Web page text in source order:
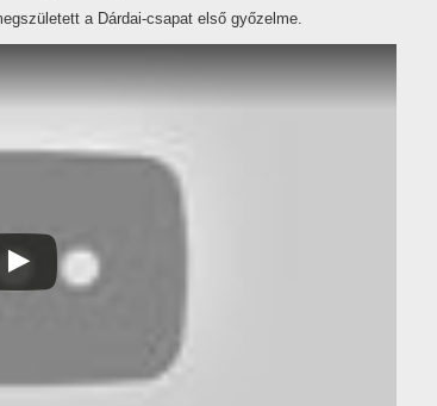
a Dárdai-csapat első győzelme.